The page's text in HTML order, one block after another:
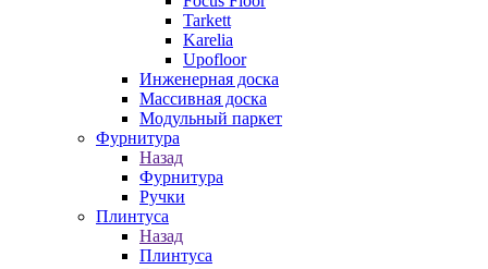
Tarkett
Karelia
Upofloor
Инженерная доска
Массивная доска
Модульный паркет
Фурнитура
Назад
Фурнитура
Ручки
Плинтуса
Назад
Плинтуса